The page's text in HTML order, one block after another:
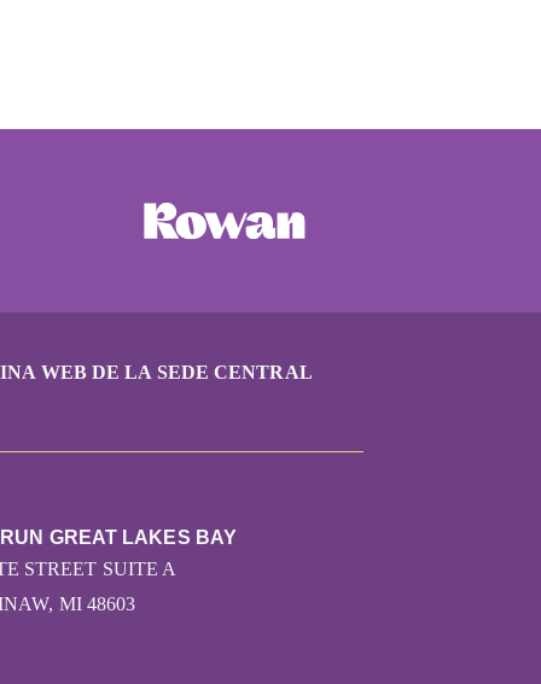
WEB DE LA SEDE CENTRAL
GREAT LAKES BAY
STREET SUITE A
MI 48603